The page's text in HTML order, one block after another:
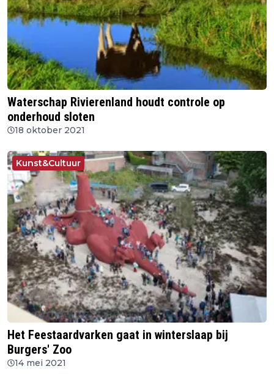
Waterschap Rivierenland houdt controle op
onderhoud sloten
18 oktober 2021
Kunst&Cultuur
Het Feestaardvarken gaat in winterslaap bij
Burgers' Zoo
14 mei 2021